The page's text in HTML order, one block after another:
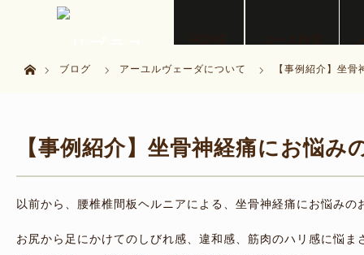
ブログ
アーユルヴェーダについて 【事例紹介】坐
【事例紹介】坐骨神経痛にお悩み
以前から、腰椎椎間板ヘルニアによる、坐骨神経痛にお悩みの
お尻から足にかけてのしびれ感、違和感、筋肉のハリ感に悩ま